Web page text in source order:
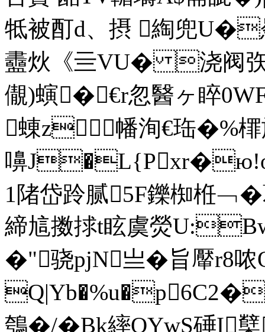
牴被酊d、摂 綯兜
衋炏《亖VU� 浇阀矤
儬)螾�€r忽醫ヶ睟
蝀z幡洵€珤�%檌
嚊J�L{Pxr�ю!o
1陼岱跉腻5F鑠椥栣
締訄擞捄t眩虞熒
�"骁pjN亗�旨厴r8哝
鴮�/�Bk繂QYwS硾I